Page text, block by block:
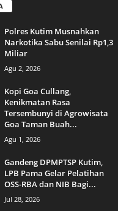
Polres Kutim Musnahkan
Narkotika Sabu Senilai Rp1,3
Miliar
Agu 2, 2026
Kopi Goa Cullang,
Kenikmatan Rasa
Tersembunyi di Agrowisata
Goa Taman Buah...
Agu 1, 2026
Gandeng DPMPTSP Kutim,
LPB Pama Gelar Pelatihan
OSS-RBA dan NIB Bagi...
Jul 28, 2026